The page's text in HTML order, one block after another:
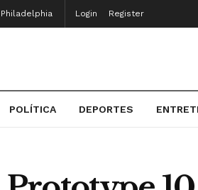
Philadelphia Login Register
POLÍTICA DEPORTES